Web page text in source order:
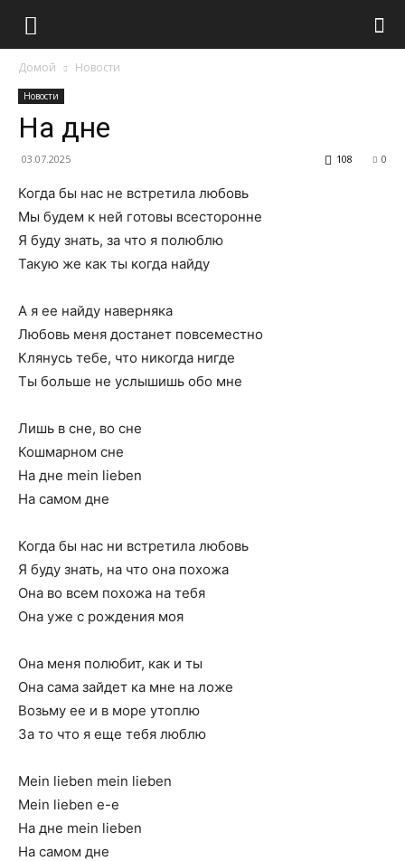
Домой Новости
Новости
На дне
03.07.2025 0
108
Когда бы нас не встретила любовь
Мы будем к ней готовы всесторонне
Я буду знать, за что я полюблю
Такую же как ты когда найду
А я ее найду наверняка
Любовь меня достанет повсеместно
Клянусь тебе, что никогда нигде
Ты больше не услышишь обо мне
Лишь в сне, во сне
Кошмарном сне
Hа дне mein lieben
Hа самом дне
Когда бы нас ни встретила любовь
Я буду знать, на что она похожа
Она во всем похожа на тебя
Она уже с рождения моя
Она меня полюбит, как и ты
Она сама зайдет ка мне на ложе
Возьму ее и в море утоплю
За то что я еще тебя люблю
Mein lieben mein lieben
Mein lieben е-е
Hа дне mein lieben
Hа самом дне